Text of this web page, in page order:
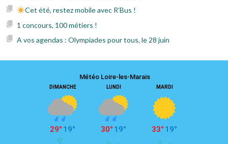
Cet été, restez mobile avec R’Bus !
1 concours, 100 métiers !
A vos agendas : Olympiades pour tous, le 28 juin